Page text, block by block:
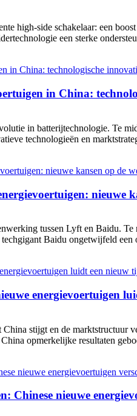
high-side schakelaar: een
een sterke
in China:
in batterijtechnologie. Te
technologieën en
nieuwe
tussen Lyft en Baidu.
Baidu ongetwijfeld
energievoertuigen
stijgt en de marktstructuur
opmerkelijke resultaten
Chinese nieuwe